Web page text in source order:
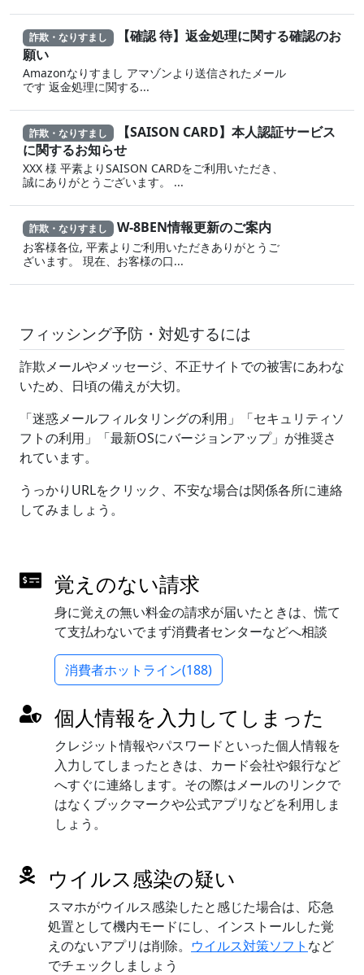
詐欺・なりすまし 【確認 待】返金処理に‍関する確認のお
願い
Amazonなりすまし ア‍マゾ‍ンより送信されたメール
です 返金‌処 理に 関する...
詐欺・なりすまし 【SAISON CARD】本人認証サービス
に関するお知らせ
XXX 様 平素よりSAISON CARDをご利用いただき、
誠にありがとうございます。 ...
詐欺・なりすまし W-8BEN情報更新のご案内
お客様各位, 平素よりご利用いただきありがとうご
ざいます。 現在、お客様の口...
フィッシング予防・対処するには
詐欺メールやメッセージ、不正サイトでの被害にあわな
いため、日頃の備えが大切。
「迷惑メールフィルタリングの利用」「セキュリティソ
フトの利用」「最新OSにバージョンアップ」が推奨さ
れています。
うっかりURLをクリック、不安な場合は関係各所に連絡
してみましょう。
覚えのない請求
身に覚えの無い料金の請求が届いたときは、慌て
て支払わないでまず消費者センターなどへ相談
消費者ホットライン(188)
個人情報を入力してしまった
クレジット情報やパスワードといった個人情報を
入力してしまったときは、カード会社や銀行など
へすぐに連絡します。その際はメールのリンクで
はなくブックマークや公式アプリなどを利用しま
しょう。
ウイルス感染の疑い
スマホがウイルス感染したと感じた場合は、応急
処置として機内モードにし、インストールした覚
えのないアプリは削除。 ウイルス対策ソフト など
でチェックしましょう